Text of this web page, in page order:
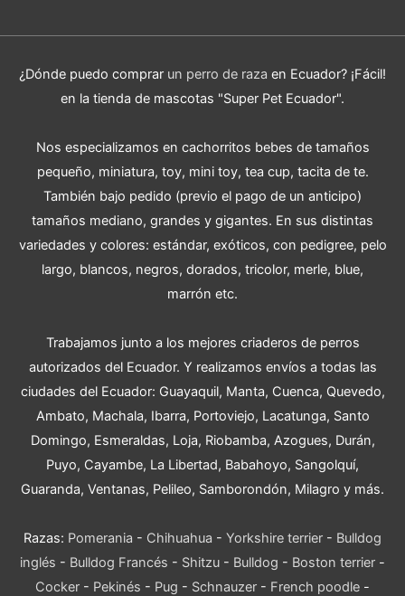
¿Dónde puedo comprar un perro de raza en Ecuador? ¡Fácil!
en la tienda de mascotas "Super Pet Ecuador".
Nos especializamos en cachorritos bebes de tamaños
pequeño, miniatura, toy, mini toy, tea cup, tacita de te.
También bajo pedido (previo el pago de un anticipo)
tamaños mediano, grandes y gigantes. En sus distintas
variedades y colores: estándar, exóticos, con pedigree, pelo
largo, blancos, negros, dorados, tricolor, merle, blue,
marrón etc.
Trabajamos junto a los mejores criaderos de perros
autorizados del Ecuador. Y realizamos envíos a todas las
ciudades del Ecuador: Guayaquil, Manta, Cuenca, Quevedo,
Ambato, Machala, Ibarra, Portoviejo, Lacatunga, Santo
Domingo, Esmeraldas, Loja, Riobamba, Azogues, Durán,
Puyo, Cayambe, La Libertad, Babahoyo, Sangolquí,
Guaranda, Ventanas, Pelileo, Samborondón, Milagro y más.
Razas: Pomerania - Chihuahua - Yorkshire terrier - Bulldog
inglés - Bulldog Francés - Shitzu - Bulldog - Boston terrier -
Cocker - Pekinés - Pug - Schnauzer - French poodle -